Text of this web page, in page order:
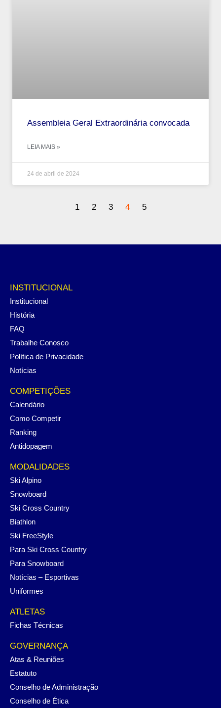
Assembleia Geral Extraordinária convocada
LEIA MAIS »
24 de abril de 2024
1 2 3 4 5
INSTITUCIONAL
Institucional
História
FAQ
Trabalhe Conosco
Política de Privacidade
Notícias
COMPETIÇÕES
Calendário
Como Competir
Ranking
Antidopagem
MODALIDADES
Ski Alpino
Snowboard
Ski Cross Country
Biathlon
Ski FreeStyle
Para Ski Cross Country
Para Snowboard
Notícias – Esportivas
Uniformes
ATLETAS
Fichas Técnicas
GOVERNANÇA
Atas & Reuniões
Estatuto
Conselho de Administração
Conselho de Ética